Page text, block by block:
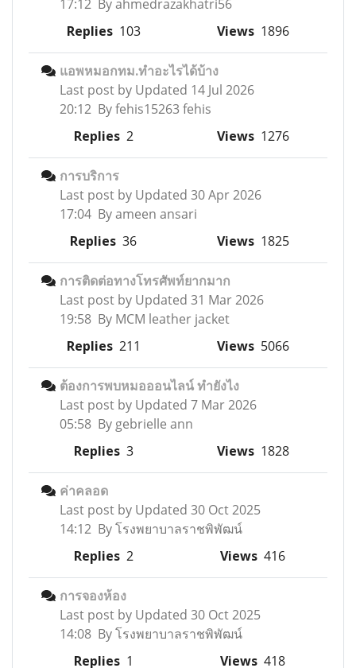
17:12 By ahmedrazakhatri56
Replies 103 Views 1896
แอพหมอกทม.ทำอะไรได้บ้าง
Last post by Updated 14 Jul 2026
20:12 By fehis15263 fehis
Replies 2 Views 1276
การบริการ
Last post by Updated 30 Apr 2026
17:04 By ameen ansari
Replies 36 Views 1825
การติดต่อทางโทรศัพท์ยากมาก
Last post by Updated 31 Mar 2026
19:58 By MCM leather jacket
Replies 211 Views 5066
ต้องการพบหมอออนไลน์ ทำยังไง
Last post by Updated 7 Mar 2026
05:58 By gebrielle ann
Replies 3 Views 1828
ค่าคลอด
Last post by Updated 30 Oct 2025
14:12 By โรงพยาบาลราชพิพัฒน์
Replies 2 Views 416
การจองห้อง
Last post by Updated 30 Oct 2025
14:08 By โรงพยาบาลราชพิพัฒน์
Replies 1 Views 418